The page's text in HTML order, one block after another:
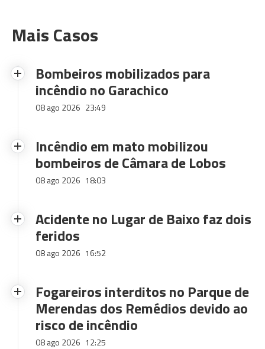
Mais Casos
Bombeiros mobilizados para
incêndio no Garachico
08 ago 2026 23:49
Incêndio em mato mobilizou
bombeiros de Câmara de Lobos
08 ago 2026 18:03
Acidente no Lugar de Baixo faz dois
feridos
08 ago 2026 16:52
Fogareiros interditos no Parque de
Merendas dos Remédios devido ao
risco de incêndio
08 ago 2026 12:25